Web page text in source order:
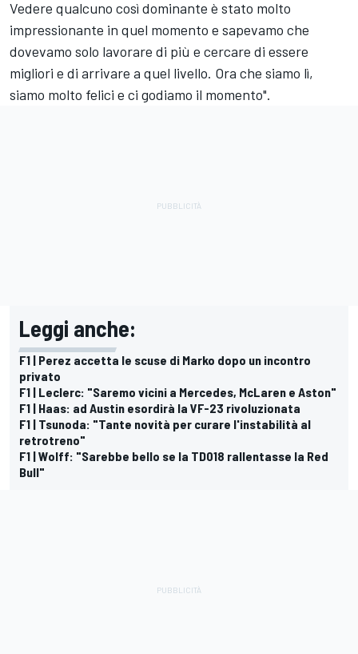
Vedere qualcuno così dominante è stato molto
impressionante in quel momento e sapevamo che
dovevamo solo lavorare di più e cercare di essere
migliori e di arrivare a quel livello. Ora che siamo lì,
siamo molto felici e ci godiamo il momento".
Leggi anche:
F1 | Perez accetta le scuse di Marko dopo un incontro
privato
F1 | Leclerc: "Saremo vicini a Mercedes, McLaren e Aston"
F1 | Haas: ad Austin esordirà la VF-23 rivoluzionata
F1 | Tsunoda: "Tante novità per curare l'instabilità al
retrotreno"
F1 | Wolff: "Sarebbe bello se la TD018 rallentasse la Red
Bull"